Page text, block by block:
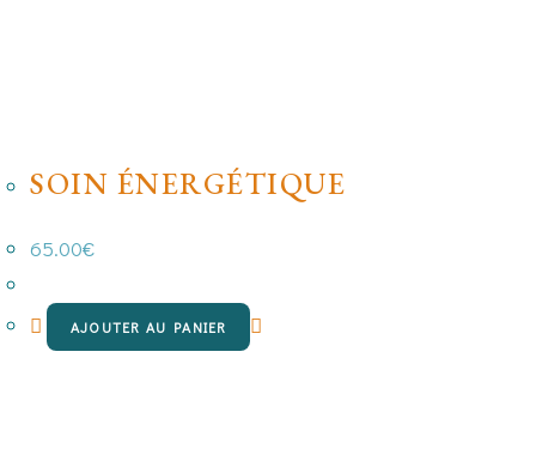
SOIN ÉNERGÉTIQUE
65.00€
AJOUTER AU PANIER